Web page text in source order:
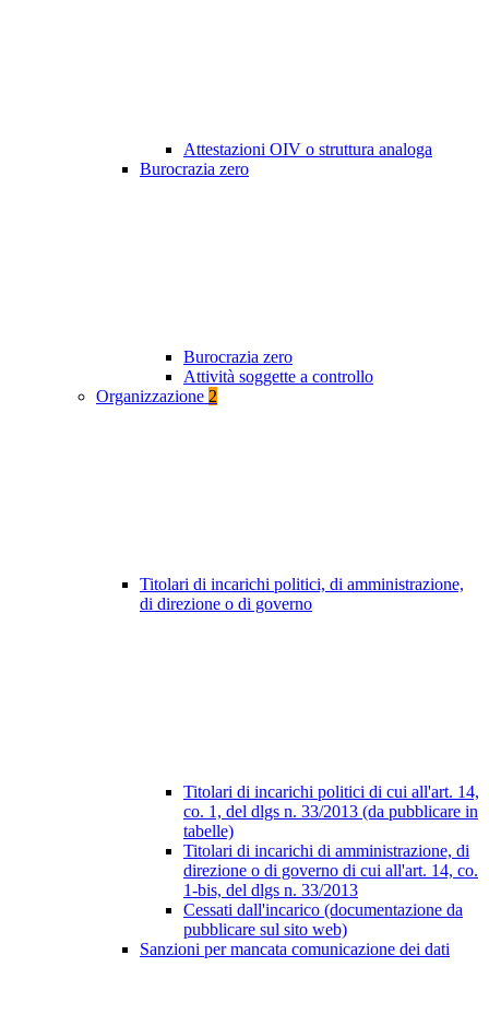
Attestazioni OIV o struttura analoga
Burocrazia zero
Burocrazia zero
Attività soggette a controllo
Organizzazione 2
Titolari di incarichi politici, di amministrazione,
di direzione o di governo
Titolari di incarichi politici di cui all'art. 14,
co. 1, del dlgs n. 33/2013 (da pubblicare in
tabelle)
Titolari di incarichi di amministrazione, di
direzione o di governo di cui all'art. 14, co.
1-bis, del dlgs n. 33/2013
Cessati dall'incarico (documentazione da
pubblicare sul sito web)
Sanzioni per mancata comunicazione dei dati